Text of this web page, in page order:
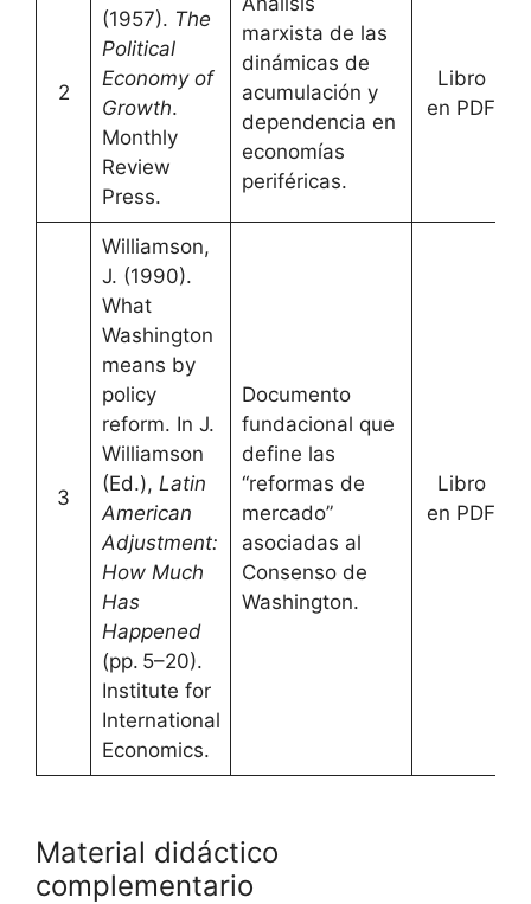
2
(1957). The
Political
Economy of
Growth.
Monthly
Review
Press.
marxista de las
dinámicas de
acumulación y
dependencia en
economías
periféricas.
Libro
en PDF
3
Williamson,
J. (1990).
What
Washington
means by
policy
reform. In J.
Williamson
(Ed.), Latin
American
Adjustment:
How Much
Has
Happened
(pp. 5–20).
Institute for
International
Economics.
Documento
fundacional que
define las
“reformas de
mercado”
asociadas al
Consenso de
Washington.
Libro
en PDF
Material didáctico
complementario